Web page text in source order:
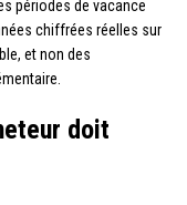
périodes de vacance
chiffrées réelles sur
et non des
doit